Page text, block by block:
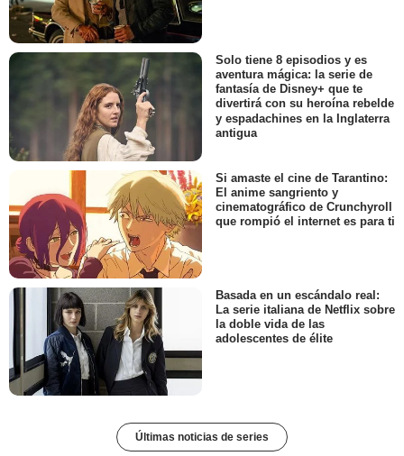
Solo tiene 8 episodios y es
aventura mágica: la serie de
fantasía de Disney+ que te
divertirá con su heroína rebelde
y espadachines en la Inglaterra
antigua
Si amaste el cine de Tarantino:
El anime sangriento y
cinematográfico de Crunchyroll
que rompió el internet es para ti
Basada en un escándalo real:
La serie italiana de Netflix sobre
la doble vida de las
adolescentes de élite
Últimas noticias de series